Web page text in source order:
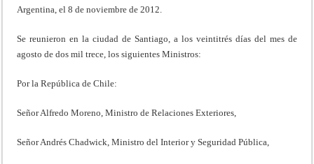
Argentina, el 8 de noviembre de 2012.
Se reunieron en la ciudad de Santiago, a los veintitrés días del mes de
agosto de dos mil trece, los siguientes Ministros:
Por la República de Chile:
Señor Alfredo Moreno, Ministro de Relaciones Exteriores,
Señor Andrés Chadwick, Ministro del Interior y Seguridad Pública,